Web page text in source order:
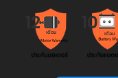
10
12 เดือน
เดือน